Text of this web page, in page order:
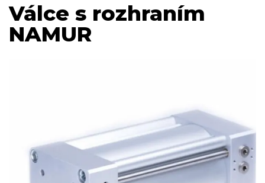
Válce s rozhraním
NAMUR